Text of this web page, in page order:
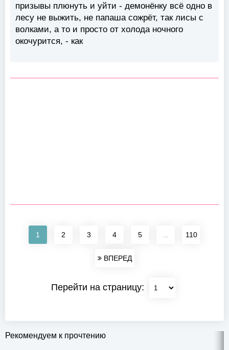
призывы плюнуть и уйти - демонёнку всё одно в
лесу не выжить, не папаша сожрёт, так лисы с
волками, а то и просто от холода ночного
окочурится, - как
1 2 3 4 5 ... 110
ВПЕРЕД
Перейти на страницу:
Рекомендуем к прочтению